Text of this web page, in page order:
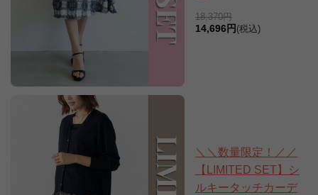
18,370円
14,696円 (税込)
＼＼数量限定！／／
【LIMITED SET】シ
ルキータッチカーデ